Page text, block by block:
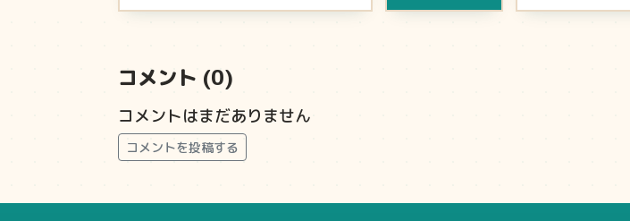
コメント (0)
コメントはまだありません
コメントを投稿する